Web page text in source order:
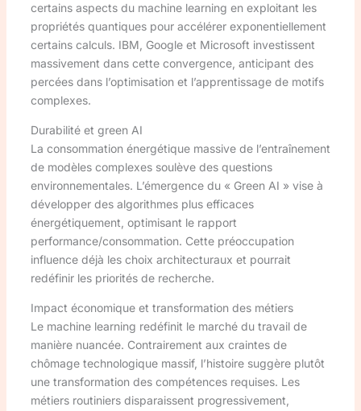
certains aspects du machine learning en exploitant les
propriétés quantiques pour accélérer exponentiellement
certains calculs. IBM, Google et Microsoft investissent
massivement dans cette convergence, anticipant des
percées dans l’optimisation et l’apprentissage de motifs
complexes.
Durabilité et green AI
La consommation énergétique massive de l’entraînement
de modèles complexes soulève des questions
environnementales. L’émergence du « Green AI » vise à
développer des algorithmes plus efficaces
énergétiquement, optimisant le rapport
performance/consommation. Cette préoccupation
influence déjà les choix architecturaux et pourrait
redéfinir les priorités de recherche.
Impact économique et transformation des métiers
Le machine learning redéfinit le marché du travail de
manière nuancée. Contrairement aux craintes de
chômage technologique massif, l’histoire suggère plutôt
une transformation des compétences requises. Les
métiers routiniers disparaissent progressivement,